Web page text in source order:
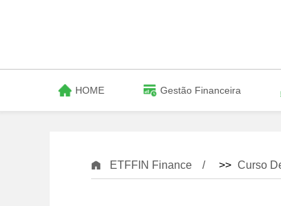
HOME Gestão Financeira
ETFFIN Finance >> Curso